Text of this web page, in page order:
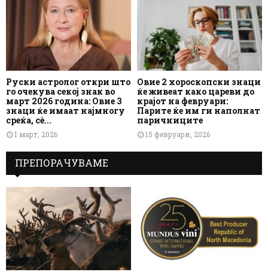
Руски астролог откри што
го очекува секој знак во
март 2026 година: Овие 3
знаци ќе имаат најмногу
среќа, сè...
1 март, 2026
Овие 2 хороскопски знаци
ќе живеат како цареви до
крајот на февруари:
Парите ќе им ги наполнат
паричниците
15 февруари, 2026
ПРЕПОРАЧУВАМЕ